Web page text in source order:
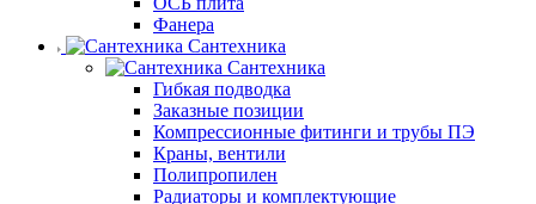
Фанера
Сантехника
Сантехника
Гибкая подводка
Заказные позиции
Компрессионные фитинги и трубы ПЭ
Краны, вентили
Полипропилен
Радиаторы и комплектующие